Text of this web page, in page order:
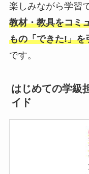
楽しみながら学習
教材・教具をコミ
もの「できた!」を
です。
はじめての学級
イド